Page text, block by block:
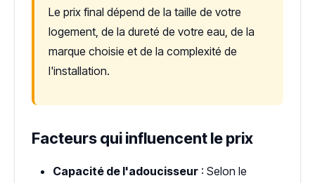
Le prix final dépend de la taille de votre
logement, de la dureté de votre eau, de la
marque choisie et de la complexité de
l'installation.
Facteurs qui influencent le prix
Capacité de l'adoucisseur : Selon le